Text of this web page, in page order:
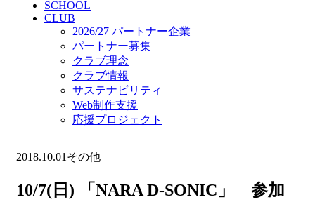
SCHOOL
CLUB
2026/27 パートナー企業
パートナー募集
クラブ理念
クラブ情報
サステナビリティ
Web制作支援
応援プロジェクト
2018.10.01 その他
10/7(日) 「NARA D-SONIC」 参加